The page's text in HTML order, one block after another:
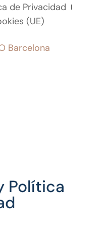
de Privacidad
(UE)
Barcelona
Política